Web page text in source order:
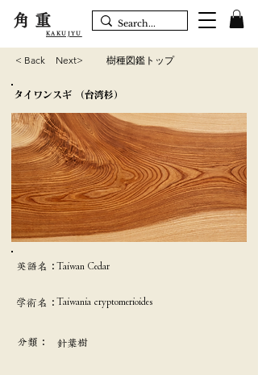
角重
KAKUJYU
< Back Next> 樹種図鑑トップ
タイワンスギ （台湾杉）
英語名：Taiwan Cedar
学術名： Taiwania cryptomerioides
分類： 針葉樹